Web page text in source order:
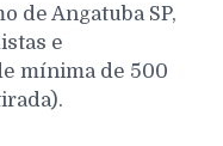
de Angatuba SP,
e
mínima de 500